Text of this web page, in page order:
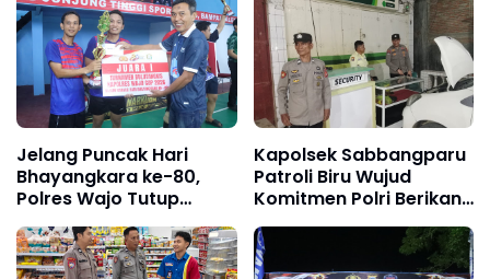
Jelang Puncak Hari
Bhayangkara ke-80,
Polres Wajo Tutup
Turnamen Bulutangkis
dengan Penyerahan
Piala
Kapolsek Sabbangparu
Patroli Biru Wujud
Komitmen Polri Berikan
Rasa Aman kepada
Masyarakat